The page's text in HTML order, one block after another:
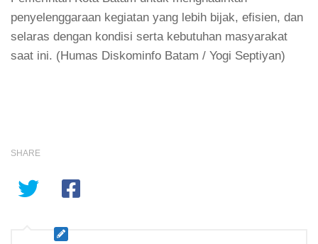
penyelenggaraan kegiatan yang lebih bijak, efisien, dan
selaras dengan kondisi serta kebutuhan masyarakat
saat ini. (Humas Diskominfo Batam / Yogi Septiyan)
SHARE